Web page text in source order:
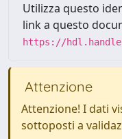
Utilizza questo
link a questo
https://
Attenzione
Attenzione! I dati
sottoposti a